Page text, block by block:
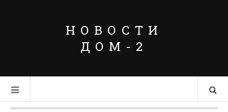
НОВОСТИ
ДОМ-2